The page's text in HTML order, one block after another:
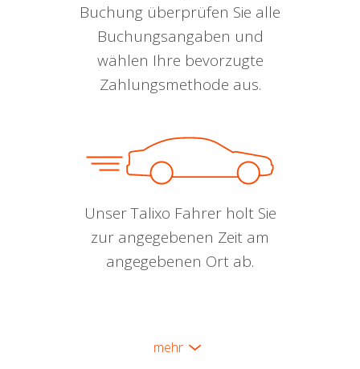
Buchung überprüfen Sie alle
Buchungsangaben und
wählen Ihre bevorzugte
Zahlungsmethode aus.
Unser Talixo Fahrer holt Sie
zur angegebenen Zeit am
angegebenen Ort ab.
mehr